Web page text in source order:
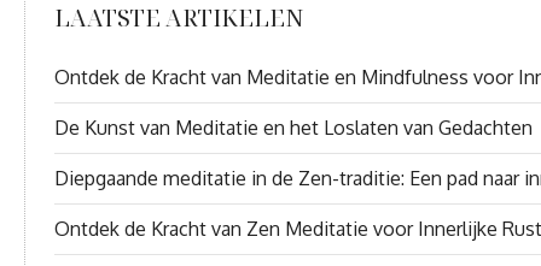
LAATSTE ARTIKELEN
Ontdek de Kracht van Meditatie en Mindfulness voor
De Kunst van Meditatie en het Loslaten van Gedachten
Diepgaande meditatie in de Zen-traditie: Een pad naar
Ontdek de Kracht van Zen Meditatie voor Innerlijke Rust